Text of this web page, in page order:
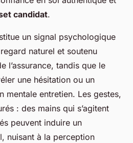
candidat.
un signal psychologique
naturel et soutenu
l’assurance, tandis que le
une hésitation ou un
mentale entretien. Les gestes,
: des mains qui s’agitent
peuvent induire un
nuisant à la perception